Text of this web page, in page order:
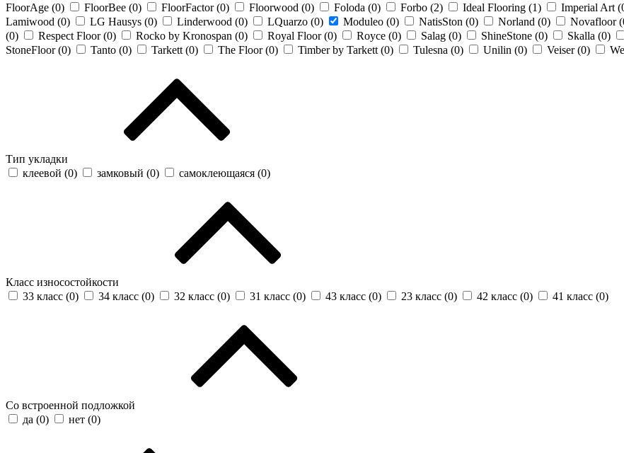
FloorAge (0) FloorBee (0) FloorFactor (0) Floorwood (0) Foloda (0) Forbo (2) Ideal Flooring (1) Imperial Art (
Lamiwood (0) LG Hausys (0) Linderwood (0) LQuarzo (0) Moduleo (0) NatisSton (0) Norland (0) Novafloor (
(0) Respect Floor (0) Rocko by Kronospan (0) Royal Floor (0) Royce (0) Salag (0) ShineStone (0) Skalla (0)
StoneFloor (0) Tanto (0) Tarkett (0) The Floor (0) Timber by Tarkett (0) Tulesna (0) Unilin (0) Veiser (0)
Тип укладки
клеевой (0) замковый (0) самоклеющаяся (0)
Класс износостойкости
33 класс (0) 34 класс (0) 32 класс (0) 31 класс (0) 43 класс (0) 23 класс (0) 42 класс (0) 41 класс (0)
Со встроенной подложкой
да (0) нет (0)